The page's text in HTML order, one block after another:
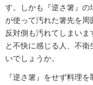
す。しかも『逆さ箸』
が使って汚れた箸先を
反対側も汚れてしまい
と不快に感じる人、不
いでしょうか。
『逆さ箸』をせず料理